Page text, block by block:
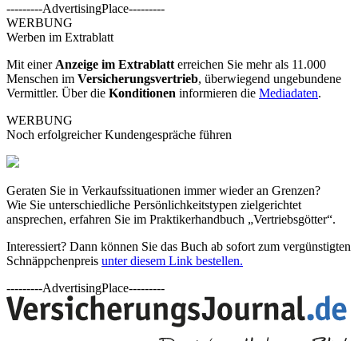
---------AdvertisingPlace---------
WERBUNG
Werben im Extrablatt
Mit einer Anzeige im Extrablatt erreichen Sie mehr als 11.000
Menschen im Versicherungsvertrieb, überwiegend ungebundene
Vermittler. Über die Konditionen informieren die Mediadaten.
WERBUNG
Noch erfolgreicher Kundengespräche führen
Geraten Sie in Verkaufssituationen immer wieder an Grenzen?
Wie Sie unterschiedliche Persönlichkeitstypen zielgerichtet
ansprechen, erfahren Sie im Praktikerhandbuch „Vertriebsgötter“.
Interessiert? Dann können Sie das Buch ab sofort zum vergünstigten
Schnäppchenpreis unter diesem Link bestellen.
---------AdvertisingPlace---------